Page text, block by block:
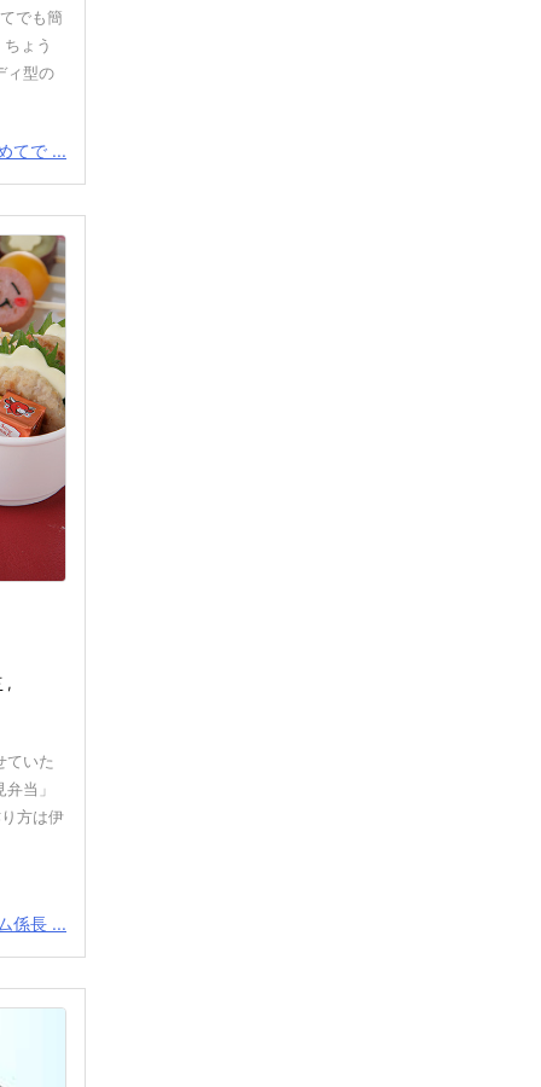
でも簡
ょう
ィ型の
てで ...
,
ていた
当」
方は伊
係長 ...